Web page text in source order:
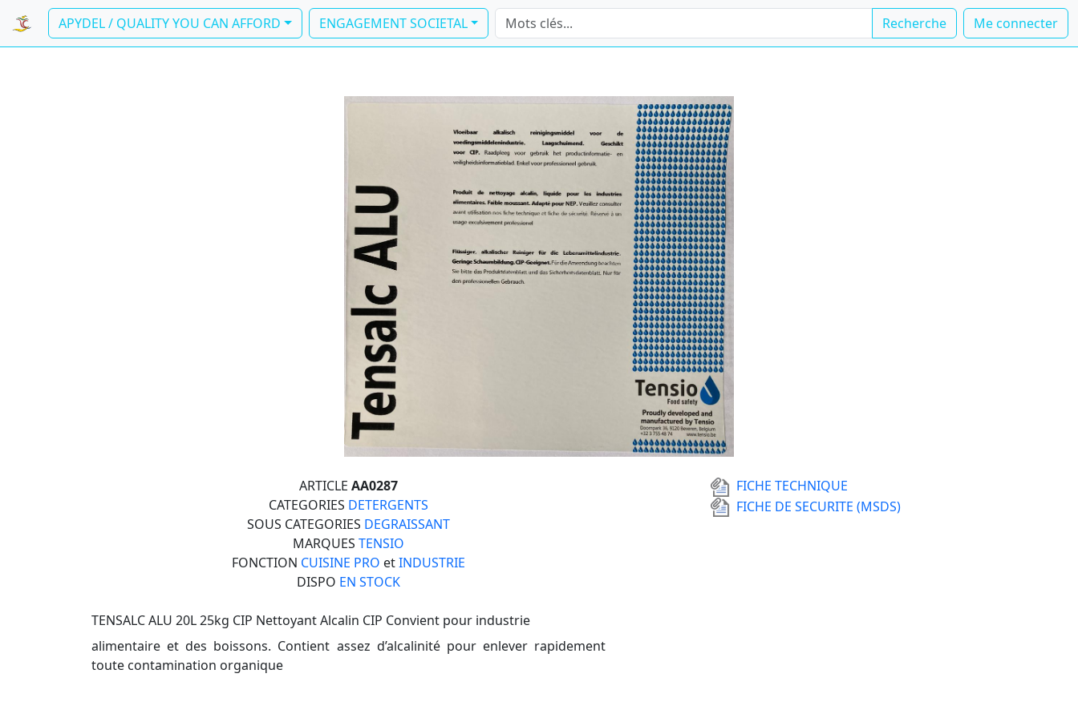
APYDEL / QUALITY YOU CAN AFFORD ENGAGEMENT SOCIETAL Recherche Me connecter
ARTICLE AA0287
CATEGORIES DETERGENTS
SOUS CATEGORIES DEGRAISSANT
MARQUES TENSIO
FONCTION CUISINE PRO etINDUSTRIE
DISPO EN STOCK
TENSALC ALU 20L 25kg CIP Nettoyant Alcalin CIP Convient pour industrie
alimentaire et des boissons. Contient assez d’alcalinité pour enlever rapidement
toute contamination organique
FICHE TECHNIQUE
FICHE DE SECURITE (MSDS)